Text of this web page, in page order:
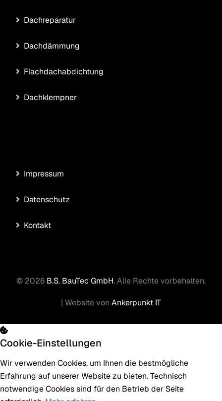
Dachreparatur
Dachdämmung
Flachdachabdichtung
Dachklempner
Impressum
Datenschutz
Kontakt
© 2026 B.S. BauTec GmbH. Alle Rechte vorbehalten.
| Website von Ankerpunkt IT
Cookie-Einstellungen
Wir verwenden Cookies, um Ihnen die bestmögliche
Erfahrung auf unserer Website zu bieten. Technisch
notwendige Cookies sind für den Betrieb der Seite